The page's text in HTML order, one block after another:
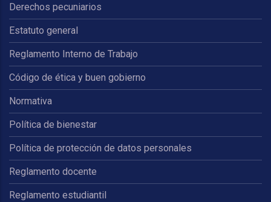
Derechos pecuniarios
Estatuto general
Reglamento Interno de Trabajo
Código de ética y buen gobierno
Normativa
Política de bienestar
Política de protección de datos personales
Reglamento docente
Reglamento estudiantil